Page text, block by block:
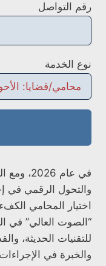
رقم التواصل
نوع الخدمة
في عام
والتحول الرقمي في
اختيار المحامي
“الصوت العالي” في
للتقنيات الحديثة،
والخبرة في